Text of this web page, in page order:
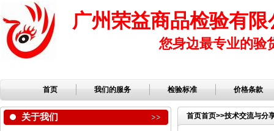
广州荣益商品检验有限
您身边最专业的验
首页 我们的服务 检验标准 价格条款
关于我们 首页首页>>技术交流与分